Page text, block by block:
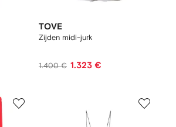
TOVE
Zijden midi-jurk
1.400 € 1.323 €